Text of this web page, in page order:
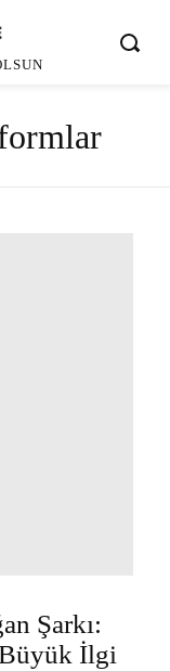
Şarkı:
Büyük İlgi